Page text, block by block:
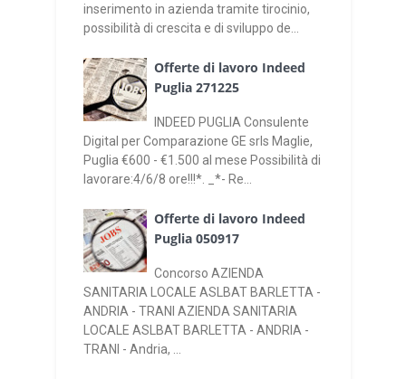
inserimento in azienda tramite tirocinio,
possibilità di crescita e di sviluppo de...
Offerte di lavoro Indeed
Puglia 271225
INDEED PUGLIA Consulente
Digital per Comparazione GE srls Maglie,
Puglia €600 - €1.500 al mese Possibilità di
lavorare:4/6/8 ore!!!*. _*- Re...
Offerte di lavoro Indeed
Puglia 050917
Concorso AZIENDA
SANITARIA LOCALE ASLBAT BARLETTA -
ANDRIA - TRANI AZIENDA SANITARIA
LOCALE ASLBAT BARLETTA - ANDRIA -
TRANI - Andria, ...